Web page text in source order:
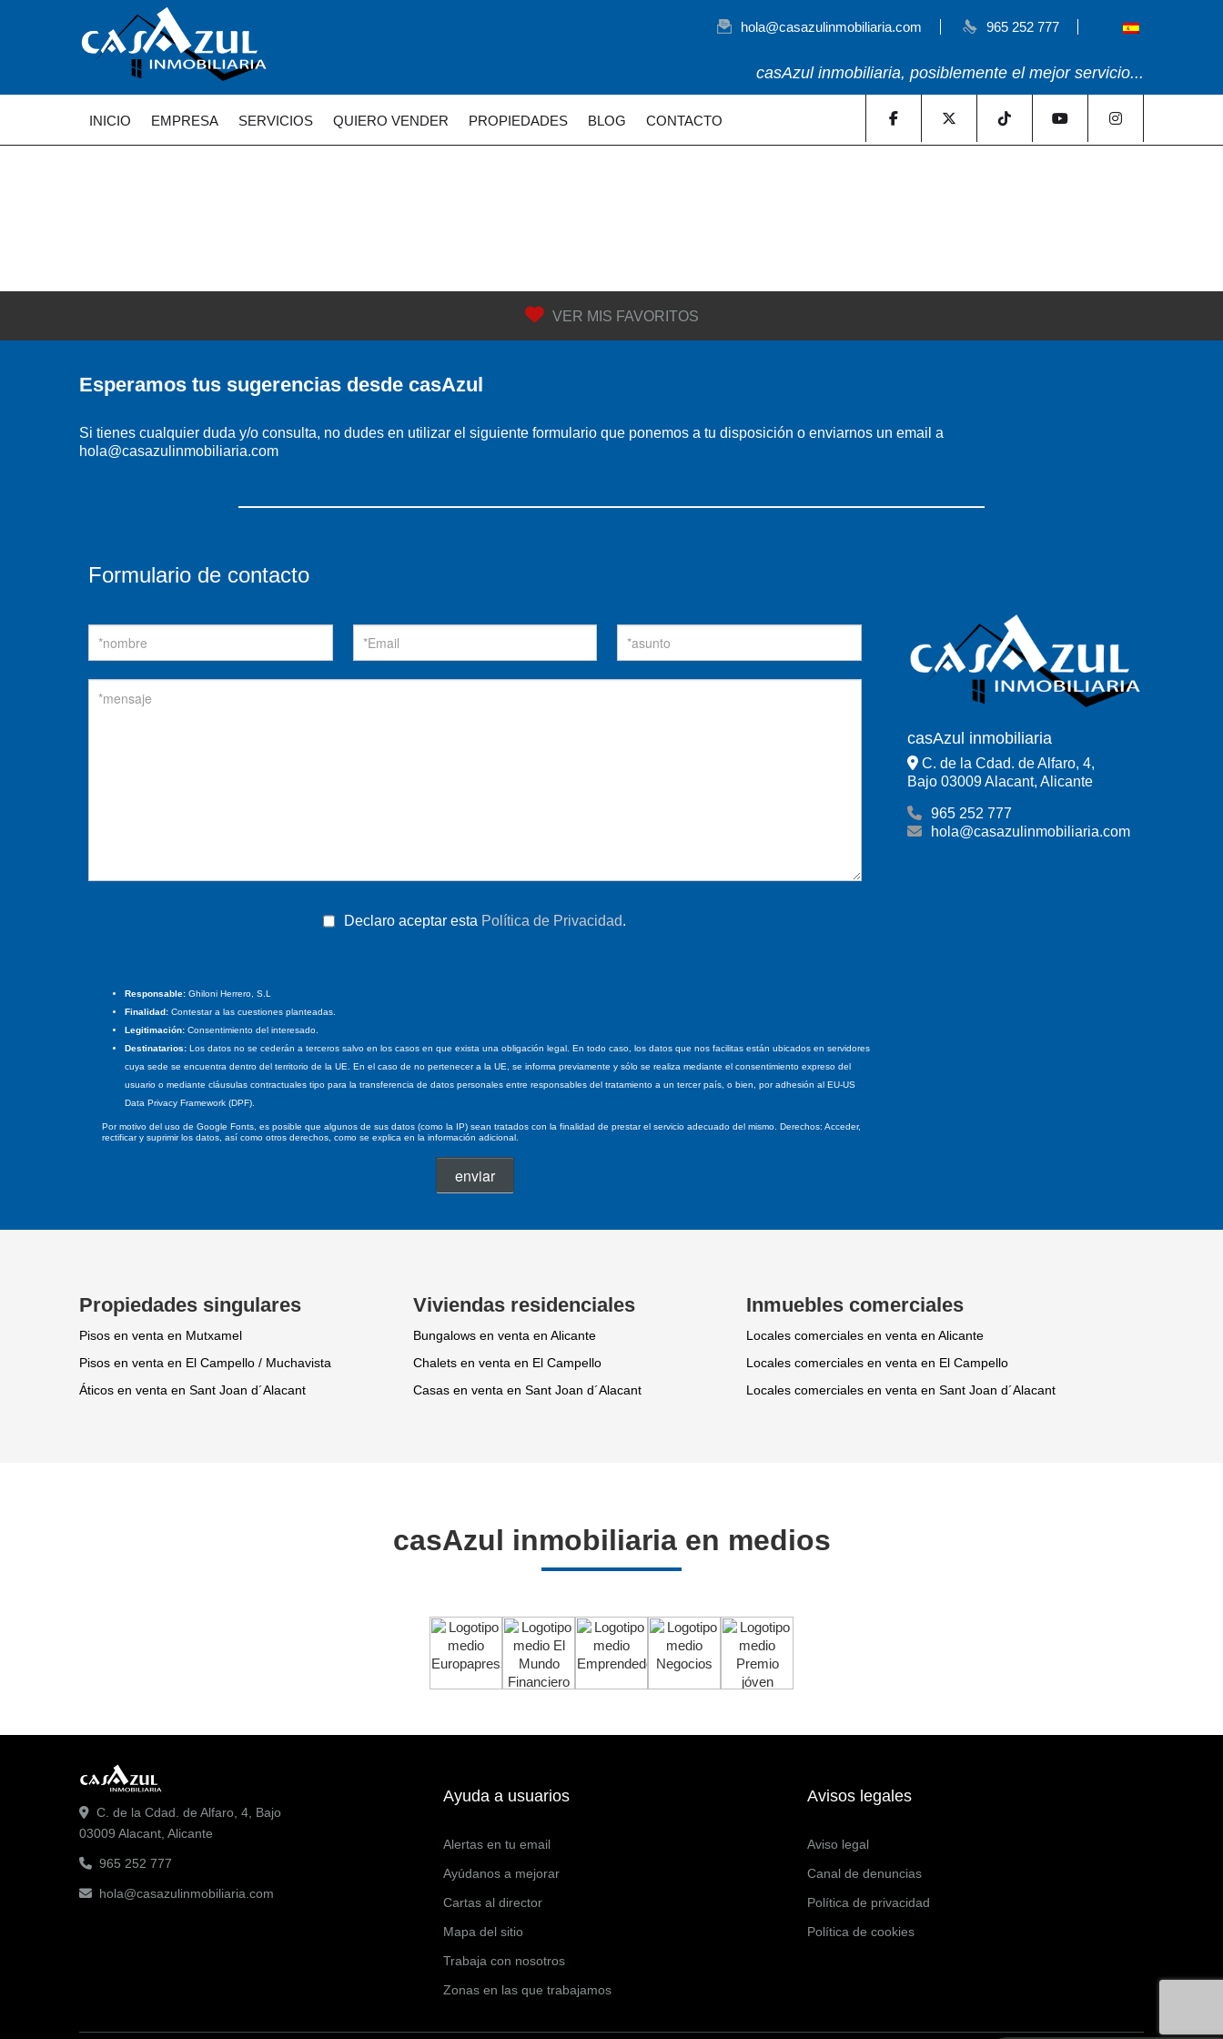
hola@casazulinmobiliaria.com 965 252 777
casAzul inmobiliaria, posiblemente el mejor servicio...
INICIO EMPRESA SERVICIOS QUIERO VENDER PROPIEDADES BLOG CONTACTO
VER MIS FAVORITOS
Esperamos tus sugerencias desde casAzul
Si tienes cualquier duda y/o consulta, no dudes en utilizar el siguiente formulario que ponemos a tu disposición o enviarnos un email a
hola@casazulinmobiliaria.com
Formulario de contacto
Declaro aceptar esta Política de Privacidad.
Responsable: Ghiloni Herrero, S.L
Finalidad: Contestar a las cuestiones planteadas.
Legitimación: Consentimiento del interesado.
Destinatarios: Los datos no se cederán a terceros salvo en los casos en que exista una obligación legal. En todo caso, los datos que nos facilitas están ubicados en servidores
cuya sede se encuentra dentro del territorio de la UE. En el caso de no pertenecer a la UE, se informa previamente y sólo se realiza mediante el consentimiento expreso del
usuario o mediante cláusulas contractuales tipo para la transferencia de datos personales entre responsables del tratamiento a un tercer país, o bien, por adhesión al EU-US
Data Privacy Framework (DPF).
Por motivo del uso de Google Fonts, es posible que algunos de sus datos (como la IP) sean tratados con la finalidad de prestar el servicio adecuado del mismo. Derechos: Acceder,
rectificar y suprimir los datos, así como otros derechos, como se explica en la información adicional.
casAzul inmobiliaria
C. de la Cdad. de Alfaro, 4,
Bajo 03009 Alacant, Alicante
965 252 777
hola@casazulinmobiliaria.com
Propiedades singulares
Pisos en venta en Mutxamel
Pisos en venta en El Campello / Muchavista
Áticos en venta en Sant Joan d´Alacant
Viviendas residenciales
Bungalows en venta en Alicante
Chalets en venta en El Campello
Casas en venta en Sant Joan d´Alacant
Inmuebles comerciales
Locales comerciales en venta en Alicante
Locales comerciales en venta en El Campello
Locales comerciales en venta en Sant Joan d´Alacant
casAzul inmobiliaria en medios
C. de la Cdad. de Alfaro, 4, Bajo
03009 Alacant, Alicante
965 252 777
hola@casazulinmobiliaria.com
Ayuda a usuarios
Alertas en tu email
Ayúdanos a mejorar
Cartas al director
Mapa del sitio
Trabaja con nosotros
Zonas en las que trabajamos
Avisos legales
Aviso legal
Canal de denuncias
Política de privacidad
Política de cookies